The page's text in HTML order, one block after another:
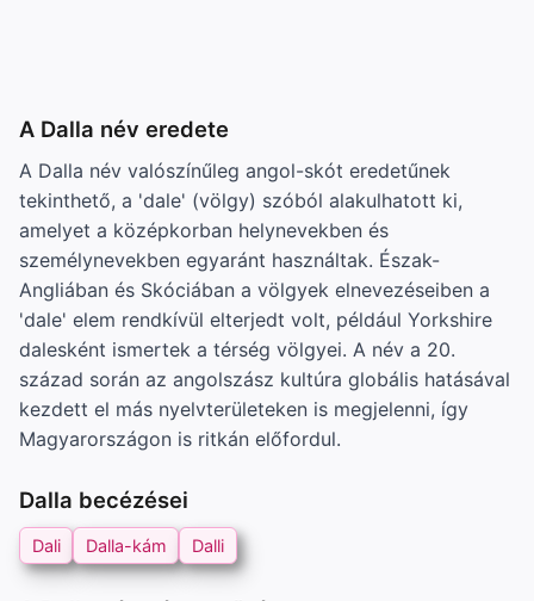
A Dalla név eredete
A Dalla név valószínűleg angol-skót eredetűnek
tekinthető, a 'dale' (völgy) szóból alakulhatott ki,
amelyet a középkorban helynevekben és
személynevekben egyaránt használtak. Észak-
Angliában és Skóciában a völgyek elnevezéseiben a
'dale' elem rendkívül elterjedt volt, például Yorkshire
dalesként ismertek a térség völgyei. A név a 20.
század során az angolszász kultúra globális hatásával
kezdett el más nyelvterületeken is megjelenni, így
Magyarországon is ritkán előfordul.
Dalla becézései
Dali Dalla-kám Dalli